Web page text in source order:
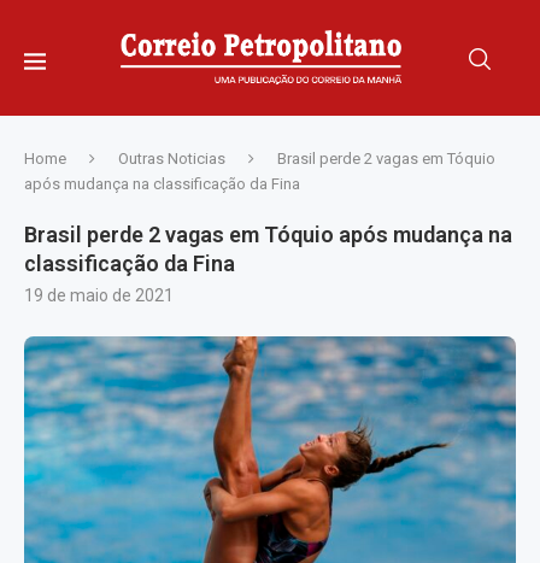
Home Outras Noticias
Brasil perde 2 vagas em Tóquio
após mudança na classificação da Fina
Brasil perde 2 vagas em Tóquio após mudança na
classificação da Fina
19 de maio de 2021